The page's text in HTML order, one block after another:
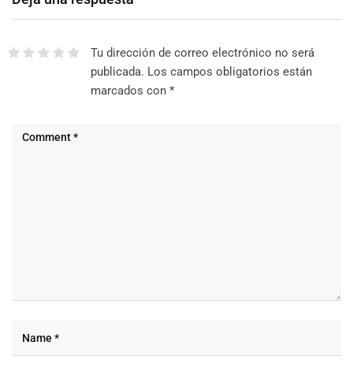
Tu dirección de correo electrónico no será
publicada. Los campos obligatorios están
marcados con *